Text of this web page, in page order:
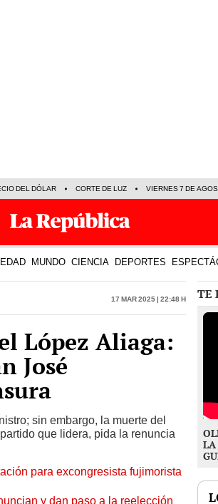
DEL DÓLAR CORTE DE LUZ VIERNES 7 DE
MUNDO CIENCIA DEPORTES
17 Mar 2025 | 22:48 h
López Aliaga:
José
sin embargo, la muerte del
que lidera, pida la renuncia
para excongresista fujimorista
y dan paso a la reelección
TE
LA